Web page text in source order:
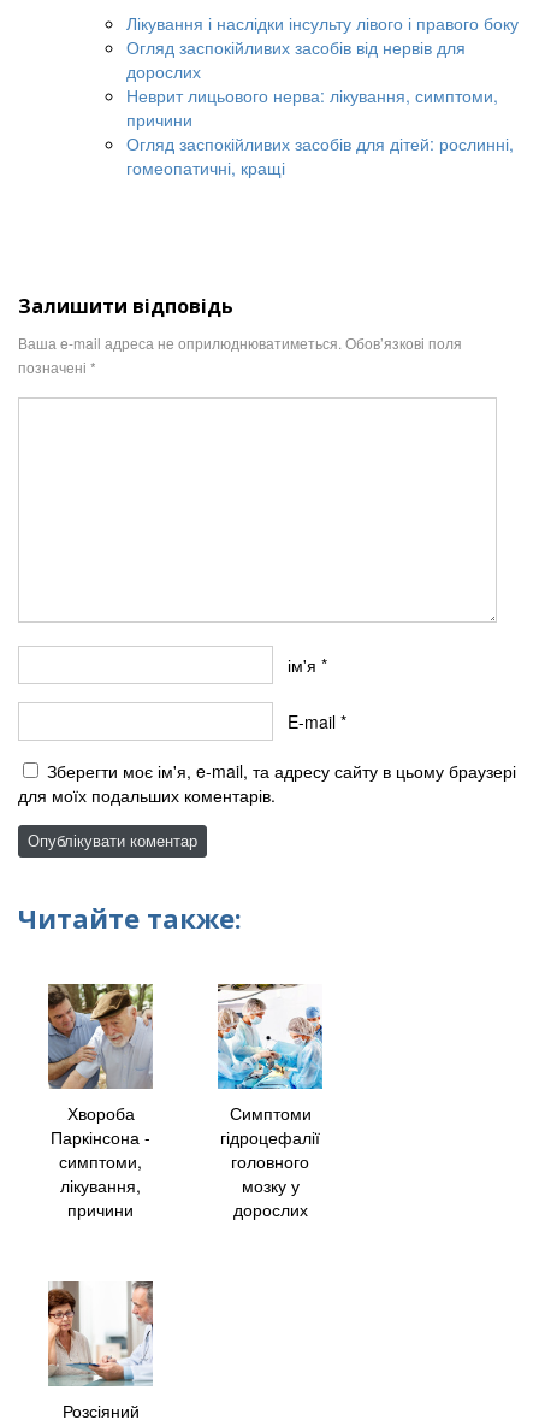
Лікування і наслідки інсульту лівого і правого боку
Огляд заспокійливих засобів від нервів для
дорослих
Неврит лицьового нерва: лікування, симптоми,
причини
Огляд заспокійливих засобів для дітей: рослинні,
гомеопатичні, кращі
Залишити відповідь
Ваша e-mail адреса не оприлюднюватиметься. Обов’язкові поля
позначені *
ім'я *
E-mail *
Зберегти моє ім'я, e-mail, та адресу сайту в цьому браузері
для моїх подальших коментарів.
Читайте также:
Хвороба
Паркінсона -
симптоми,
лікування,
причини
Симптоми
гідроцефалії
головного
мозку у
дорослих
Розсіяний